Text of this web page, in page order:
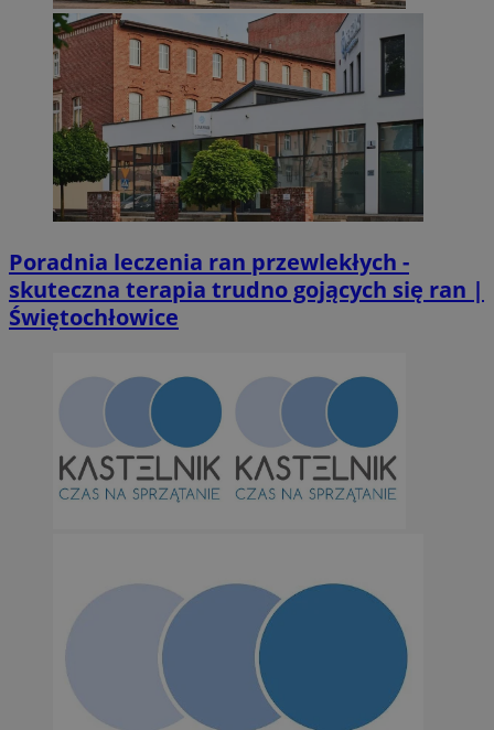
Poradnia leczenia ran przewlekłych -
skuteczna terapia trudno gojących się ran |
Świętochłowice